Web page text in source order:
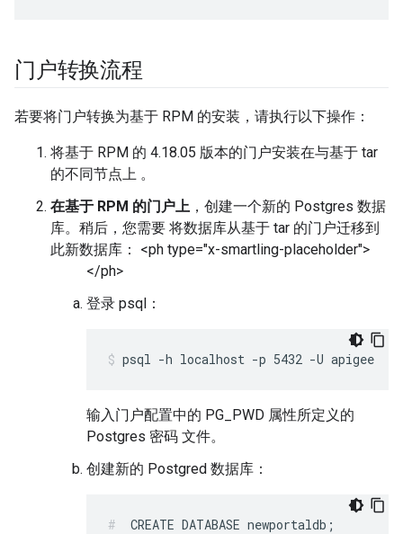
门户转换流程
若要将门户转换为基于 RPM 的安装，请执行以下操作：
将基于 RPM 的 4.18.05 版本的门户安装在与基于 tar
的不同节点上 。
在基于 RPM 的门户上 ，创建一个新的 Postgres 数据
库。稍后，您需要 将数据库从基于 tar 的门户迁移到
此新数据库： <ph type="x-smartling-placeholder">
</ph>
登录 psql：
psql -h localhost -p 5432 -U apigee
输入门户配置中的 PG_PWD 属性所定义的
Postgres 密码 文件。
创建新的 Postgred 数据库：
CREATE DATABASE newportaldb;